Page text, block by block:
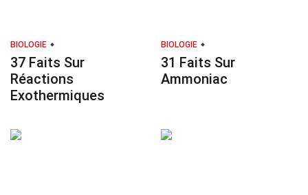
BIOLOGIE
37 Faits Sur
Réactions
Exothermiques
BIOLOGIE
31 Faits Sur
Ammoniac